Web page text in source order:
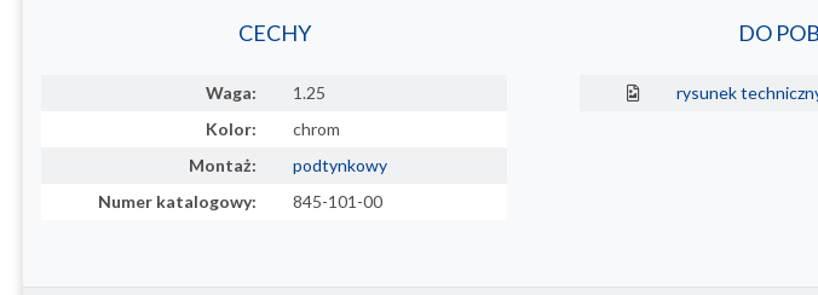
CECHY
Waga:
1.25
Kolor:
chrom
Montaż:
podtynkowy
Numer katalogowy:
845-101-00
DO
rysunek